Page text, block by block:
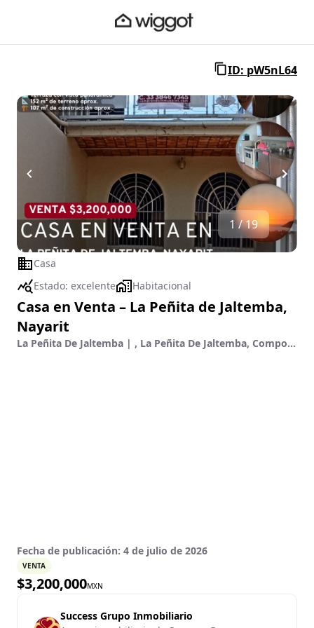
ID: pW5nL64
1 / 19
Casa
Estado: excelente Habitacional
Casa en Venta – La Peñita de Jaltemba,
Nayarit
La Peñita De Jaltemba | , La Peñita De Jaltemba, Compostela, Nayarit
Fecha de publicación: 4 de julio de 2026
VENTA
$3,200,000MXN
Success Grupo Inmobiliario